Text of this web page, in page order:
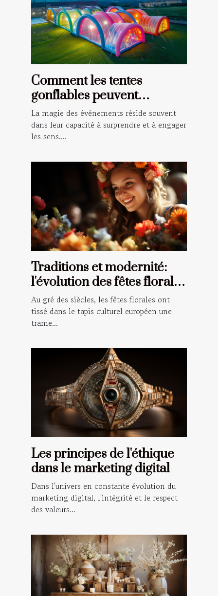
Comment les tentes
gonflables peuvent
transformer vos
événements en spectacles
La magie des événements réside souvent
dans leur capacité à surprendre et à engager
les sens....
Traditions et modernité:
l'évolution des fêtes florales
à travers le temps en
Europe
Au gré des siècles, les fêtes florales ont
tissé dans le tapis culturel européen une
trame...
Les principes de l'éthique
dans le marketing digital
Dans l'univers en constante évolution du
marketing digital, l'intégrité et le respect
des valeurs...